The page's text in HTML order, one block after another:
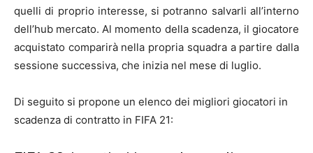
quelli di proprio interesse, si potranno salvarli all’interno
dell’hub mercato. Al momento della scadenza, il giocatore
acquistato comparirà nella propria squadra a partire dalla
sessione successiva, che inizia nel mese di luglio.
Di seguito si propone un elenco dei migliori giocatori in
scadenza di contratto in FIFA 21: